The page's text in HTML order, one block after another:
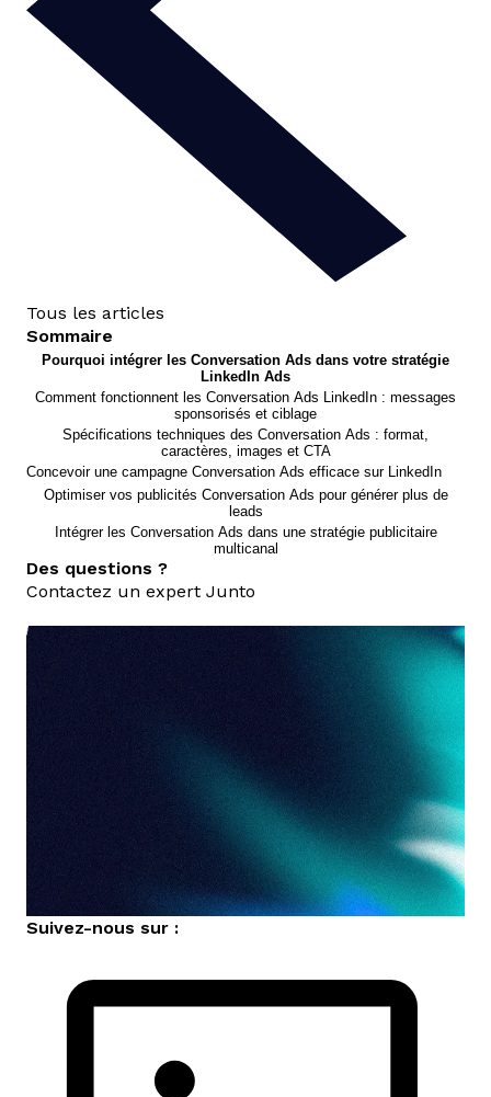
Tous les articles
Sommaire
Pourquoi intégrer les Conversation Ads dans votre stratégie
LinkedIn Ads
Comment fonctionnent les Conversation Ads LinkedIn : messages
sponsorisés et ciblage
Spécifications techniques des Conversation Ads : format,
caractères, images et CTA
Concevoir une campagne Conversation Ads efficace sur LinkedIn
Optimiser vos publicités Conversation Ads pour générer plus de
leads
Intégrer les Conversation Ads dans une stratégie publicitaire
multicanal
Des questions ?
Contactez un expert Junto
Suivez-nous sur :